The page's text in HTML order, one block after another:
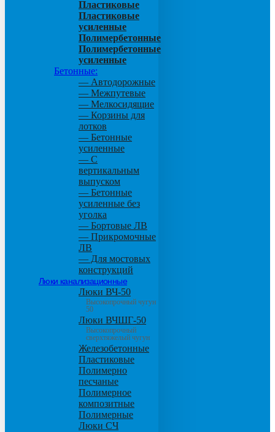
Пластиковые
Пластиковые
усиленные
Полимербетонные
Полимербетонные
усиленные
Бетонные:
— Автодорожные
— Межпутевые
— Мелкосидящие
— Корзины для
лотков
— Бетонные
усиленные
— С
вертикальным
выпуском
— Бетонные
усиленные без
уголка
— Бортовые ЛВ
— Прикромочные
ЛВ
— Для мостовых
конструкций
Люки канализационные
Люки ВЧ-50
Высокопрочный чугун
50
Люки ВЧШГ-50
Высокопрочный
сверхтяжелый чугун
Железобетонные
Пластиковые
Полимерно
песчаные
Полимерное
композитные
Полимерные
Люки СЧ